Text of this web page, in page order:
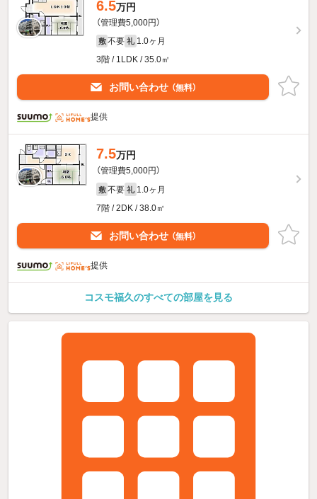
6.5万円
（管理費5,000円）
敷 不要 礼 1.0ヶ月
3階 / 1LDK / 35.0㎡
お問い合わせ （無料）
提供
7.5万円
（管理費5,000円）
敷 不要 礼 1.0ヶ月
7階 / 2DK / 38.0㎡
お問い合わせ （無料）
提供
コスモ福久のすべての部屋を見る